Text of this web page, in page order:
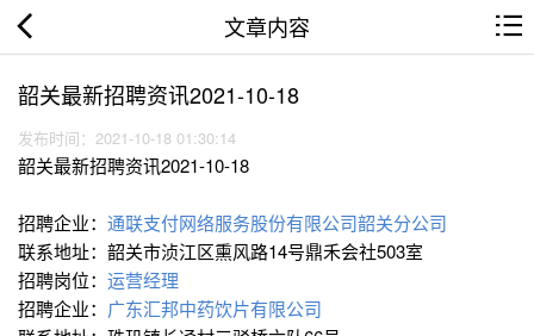
文章内容
韶关最新招聘资讯2021-10-18
发布时间：2021-10-18 01:30:14
韶关最新招聘资讯2021-10-18
招聘企业： 通联支付网络服务股份有限公司韶关分公司
联系地址：韶关市浈江区熏风路14号鼎禾会社503室
招聘岗位： 运营经理
招聘企业： 广东汇邦中药饮片有限公司